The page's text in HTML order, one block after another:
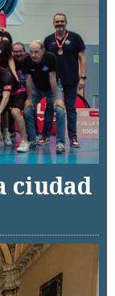
ciudad